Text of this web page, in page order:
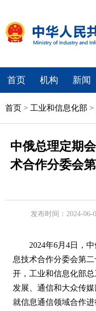
首页 机构 新闻
首页 > 工业和信息化部 >
中俄总理定期
术合作分委会
发布时间：2024-06-
2024年6月4日，
息技术合作分委会第
开，工业和信息化部
发展、通信和大众传
就信息通信领域合作进